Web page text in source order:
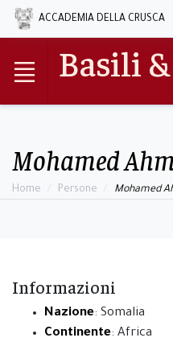
ACCADEMIA DELLA CRUSCA
Basili
Mohamed
Home Persone Mohamed
Informazioni
Nazione: Somalia
Continente: Africa